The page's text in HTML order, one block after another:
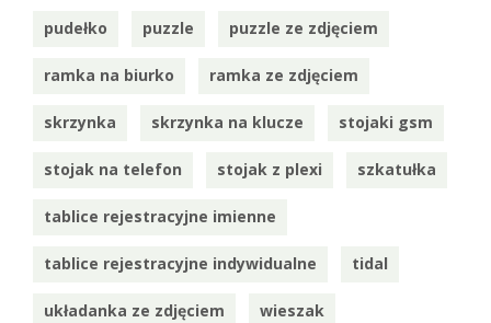
pudełko puzzle puzzle ze zdjęciem
ramka na biurko ramka ze zdjęciem
skrzynka skrzynka na klucze stojaki gsm
stojak na telefon stojak z plexi szkatułka
tablice rejestracyjne imienne
tablice rejestracyjne indywidualne tidal
układanka ze zdjęciem wieszak